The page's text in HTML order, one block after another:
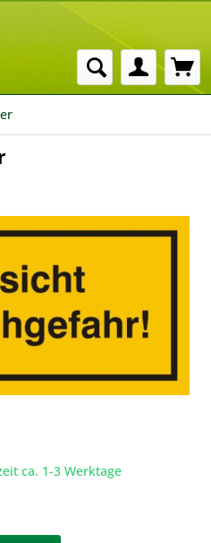
ca. 1-3 Werktage